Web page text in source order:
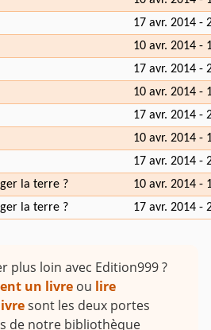
17 avr. 2014 -
10 avr. 2014 -
17 avr. 2014 -
10 avr. 2014 -
17 avr. 2014 -
10 avr. 2014 -
17 avr. 2014 -
la terre ?
10 avr. 2014 -
la terre ?
17 avr. 2014 -
plus loin avec Edition999 ?
un livre ou lire
sont les deux portes
de notre bibliothèque